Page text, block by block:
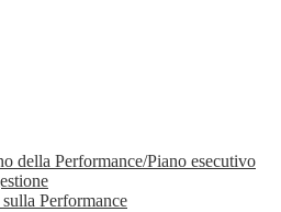
della Performance/Piano esecutivo
Performance